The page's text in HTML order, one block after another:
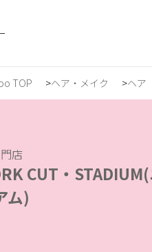
はじめてご利用
TOP ヘア・メイク ヘア
店
CUT・
ム)